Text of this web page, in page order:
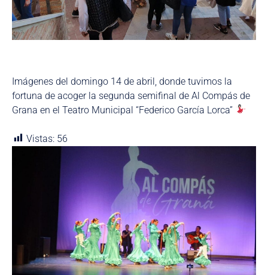
Imágenes del domingo 14 de abril, donde tuvimos la
fortuna de acoger la segunda semifinal de Al Compás de
Grana en el Teatro Municipal “Federico García Lorca”
Vistas: 56